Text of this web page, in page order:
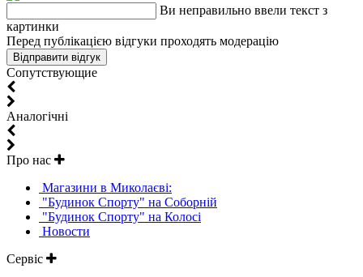
Ви неправильно ввели текст з
картинки
Перед публікацією відгуки проходять модерацію
Cопутствующие
Aналогічні
Про нас
Магазини в Миколаєві:
"Будинок Спорту" на Соборній
"Будинок Спорту" на Колосі
Новости
Сервіс